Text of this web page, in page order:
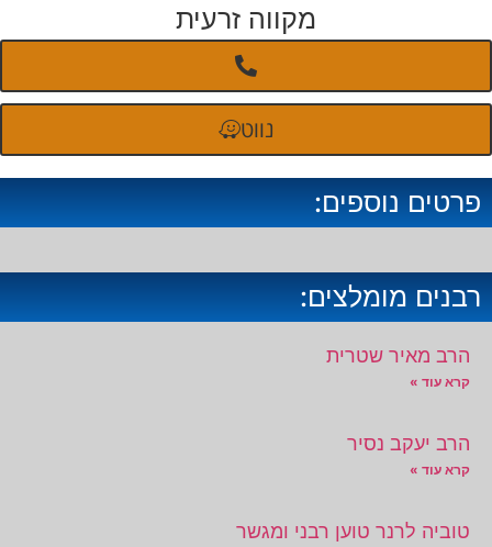
מקווה זרעית
נווט
פרטים נוספים:
רבנים מומלצים:
הרב מאיר שטרית
קרא עוד »
הרב יעקב נסיר
קרא עוד »
טוביה לרנר טוען רבני ומגשר